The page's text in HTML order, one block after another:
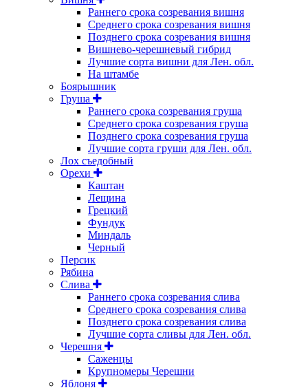
Раннего срока созревания вишня
Среднего срока созревания вишня
Позднего срока созревания вишня
Вишнево-черешневый гибрид
Лучшие сорта вишни для Лен. обл.
На штамбе
Боярышник
Груша
Раннего срока созревания груша
Среднего срока созревания груша
Позднего срока созревания груша
Лучшие сорта груши для Лен. обл.
Лох съедобный
Орехи
Каштан
Лещина
Грецкий
Фундук
Миндаль
Черный
Персик
Рябина
Слива
Раннего срока созревания слива
Среднего срока созревания слива
Позднего срока созревания слива
Лучшие сорта сливы для Лен. обл.
Черешня
Саженцы
Крупномеры Черешни
Яблоня